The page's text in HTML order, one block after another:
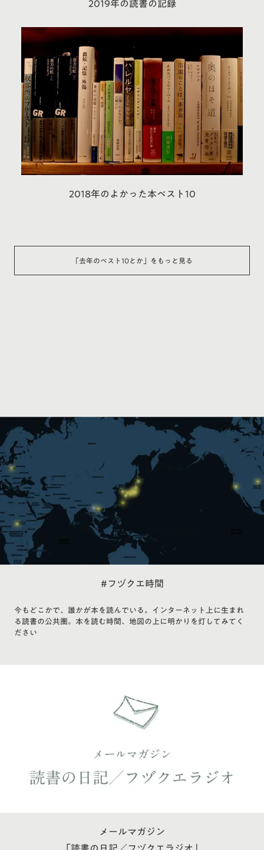
2019年の読書の記録
2018年のよかった本ベスト10
「去年のベスト10とか 」をもっと見る
#フヅクエ時間
今もどこかで、誰かが本を読んでいる。インターネット上に生まれ
る読書の公共圏。本を読む時間、地図の上に明かりを灯してみてく
ださい
メールマガジン
「読書の日記／フヅクエラジオ」